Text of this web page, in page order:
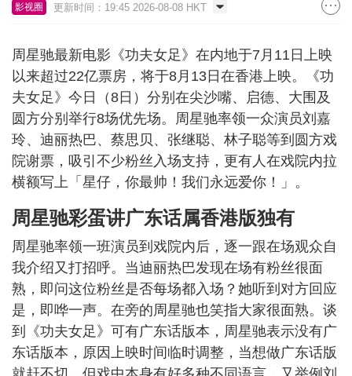
影视圈 更新时间：19:45 2026-08-08 HKT
周星驰最新电影《功夫女足》在内地于7月11日上映
以来超过22亿票房，将于8月13日在香港上映。《功
夫女足》今日（8日）分别在尖沙嘴、启德、大围及
圆方分别举行8场优先场。周星驰率领一众演员刘嘉
玲、迪丽热巴、蔡思贝、张继聪、林子聪等到圆方戏
院谢票，吸引不少粉丝入场支持，更有人在戏院内拉
横额写上「星仔，你最帅！我们永远爱你！」。
周星驰彩蛋讲广东话属香港版独有
周星驰率领一班演员到戏院内后，逐一跟在场观众自
我介绍又打招呼。当迪丽热巴发现在场有粉丝很面
熟，即问这位粉丝是否每场都入场？她听到对方回应
是，即哗一声。在旁的周星驰也笑指大家很面熟。谈
到《功夫女足》可有广东话版本，周星驰表示没有广
东话版本，原因上映时间临时调整，当想做广东话版